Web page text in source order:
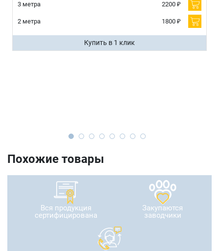
3 метра 2200 ₽
2 метра 1800 ₽
Купить в 1 клик
Похожие товары
Вся продукция
сертифицирована
Закупаются
заводчики